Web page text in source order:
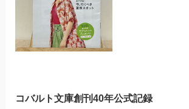
コバルト文庫創刊40年公式記録